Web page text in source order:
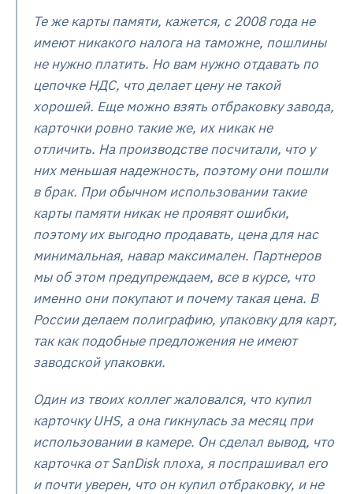
Те же карты памяти, кажется, с 2008 года не
имеют никакого налога на таможне, пошлины
не нужно платить. Но вам нужно отдавать по
цепочке НДС, что делает цену не такой
хорошей. Еще можно взять отбраковку завода,
карточки ровно такие же, их никак не
отличить. На производстве посчитали, что у
них меньшая надежность, поэтому они пошли
в брак. При обычном использовании такие
карты памяти никак не проявят ошибки,
поэтому их выгодно продавать, цена для нас
минимальная, навар максимален. Партнеров
мы об этом предупреждаем, все в курсе, что
именно они покупают и почему такая цена. В
России делаем полиграфию, упаковку для карт,
так как подобные предложения не имеют
заводской упаковки.
Один из твоих коллег жаловался, что купил
карточку UHS, а она гикнулась за месяц при
использовании в камере. Он сделал вывод, что
карточка от SanDisk плоха, я поспрашивал его
и почти уверен, что он купил отбраковку, и не